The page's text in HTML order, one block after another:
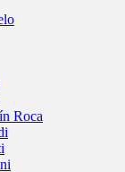
Roca